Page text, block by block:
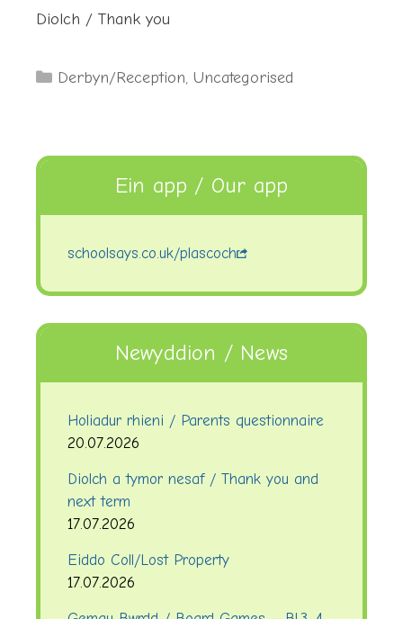
Diolch / Thank you
Categories
Derbyn/Reception, Uncategorised
Ein app / Our app
schoolsays.co.uk/plascoch
Newyddion / News
Holiadur rhieni / Parents questionnaire
20.07.2026
Diolch a tymor nesaf / Thank you and
next term
17.07.2026
Eiddo Coll/Lost Property
17.07.2026